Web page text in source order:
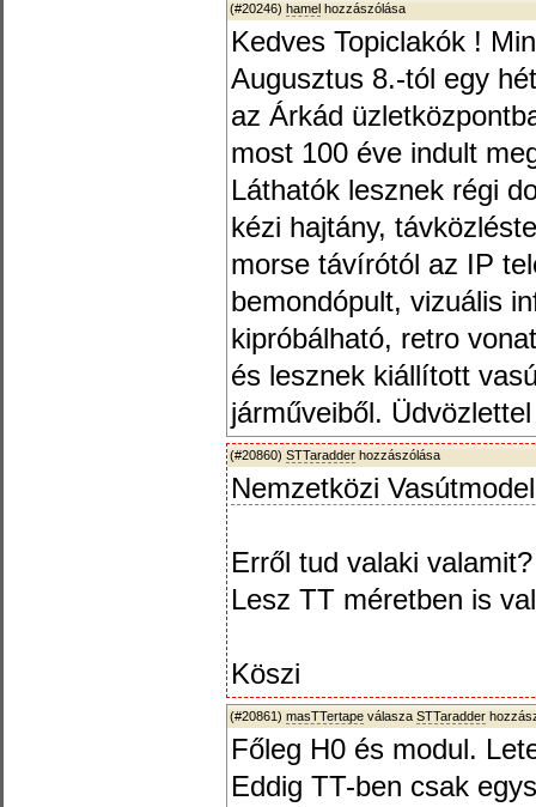
(#20246) hamel hozzászólása
Kedves Topiclakók !
Augusztus 8.-tól egy
az Árkád
most 100 éve indult
Láthatók lesznek régi
kézi hajtány,
morse távírótól az IP
bemondópult, vizuális
kipróbálható, retro
és lesznek kiállított
járműveiből.
(#20860) STTaradder hozzászólása
Nemzetközi
Erről tud valaki valamit?
Lesz TT méretben is
Köszi
(#20861) masTTertape válasza STTaradder
Főleg H0 és modul.
Eddig TT-ben csak